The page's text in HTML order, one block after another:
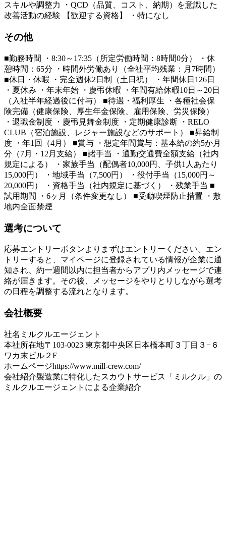
スキルや調整力 ・QCD（品質、コスト、納期）を意識した
改善活動の経験 【歓迎する資格】 ・特になし
その他
■勤務時間 ・8:30～17:35（所定労働時間：8時間0分） ・休
憩時間：65分 ・時間外労働あり（全社平均残業：月7時間）
■休日・休暇 ・完全週休2日制（土日祝） ・年間休日126日
・夏休み ・年末年始 ・慶弔休暇 ・年間有給休暇10日～20日
（入社半年経過後に付与） ■待遇・福利厚生 ・各種社会保
険完備（健康保険、厚生年金保険、雇用保険、労災保険）
・退職金制度 ・慶弔見舞金制度 ・定期健康診断 ・RELO
CLUB（宿泊施設、レジャー施設などのサポート） ■昇給制
度 ・年1回（4月） ■賞与 ・想定年間賞与：基本給の約5か月
分（7月・12月支給） ■諸手当 ・通勤交通費全額支給（社内
規定による） ・家族手当（配偶者10,000円、子供1人あたり
15,000円） ・地域手当（7,500円） ・役付手当（15,000円～
20,000円） ・資格手当（社内規定に基づく） ・残業手当 ■
試用期間 ・6ヶ月（条件変更なし） ■受動喫煙防止措置 ・敷
地内全面禁煙
選考について
応募エントリーボタンよりまずはエントリーください。エン
トリーすると、マイページに登録されている情報が企業に通
知され、約一週間以内に担当者からアプリ内メッセージで連
絡が届きます。その後、メッセージをやりとりしながら選考
の日程を調整する流れとなります。
会社概要
社名 ミルクルエージェント
本社所在地〒103-0023 東京都中央区日本橋本町３丁目３−６
ワカ末ビル２F
ホームページhttps://www.mill-crew.com/
会社紹介製造業に特化したスカウトサービス「ミルクル」の
ミルクルエージェントによる企業紹介